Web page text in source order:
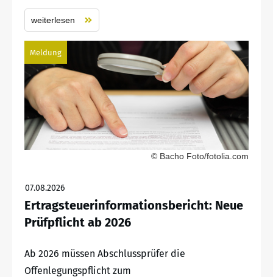
weiterlesen
Meldung
© Bacho Foto/fotolia.com
07.08.2026
Ertragsteuerinformationsbericht: Neue
Prüfpflicht ab 2026
Ab 2026 müssen Abschlussprüfer die
Offenlegungspflicht zum